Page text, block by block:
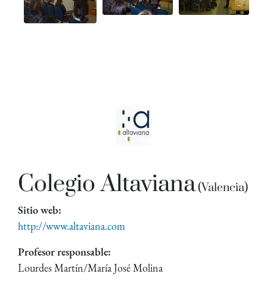
Colegio Altaviana(Valencia)
Sitio web:
http://www.altaviana.com
Profesor responsable:
Lourdes Martín/María José Molina